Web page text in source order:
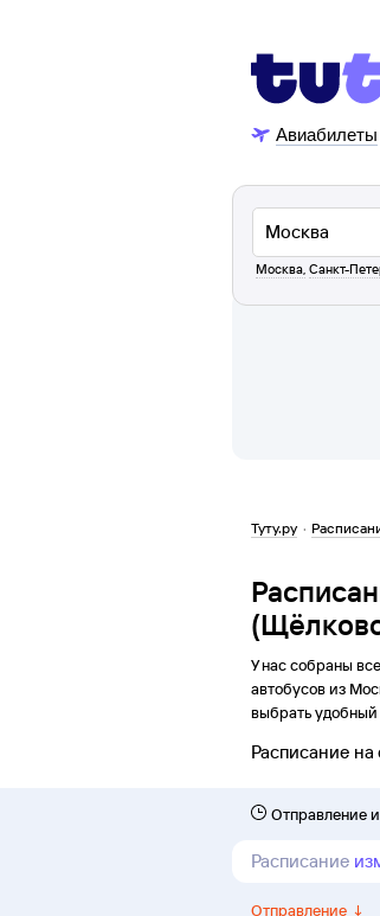
Авиабилеты
Москва, Санкт-
Туту.ру ·
У нас собраны
автобусов из
выбрать удобный
Расписание
Отправление
Расписание
Отправление ↓